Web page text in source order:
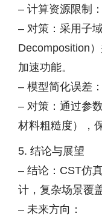
– 计算资源限制：
– 对策：采用子
Decomposition
加速功能。
– 模型简化误差：
– 对策：通过参
材料粗糙度），
5. 结论与展望
– 结论：CST仿
计，复杂场景覆
– 未来方向：